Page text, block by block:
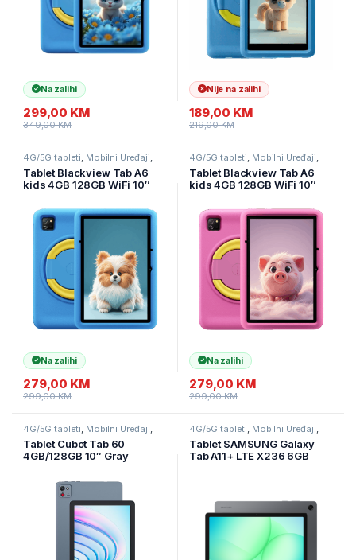
Na zalihi
299,00 KM
349,00KM
Nije na zalihi
189,00 KM
219,00KM
4G/5G tableti Mobilni Uređaji
Tablet Blackview Tab A6
kids 4GB 128GB WiFi 10″
Na zalihi
279,00 KM
299,00KM
4G/5G tableti Mobilni Uređaji
Tablet Blackview Tab A6
kids 4GB 128GB WiFi 10″
Na zalihi
279,00 KM
299,00KM
4G/5G tableti, Mobilni Uređaji,
Tablet Cubot Tab 60
4GB/128GB 10″ Gray
4G/5G tableti, Mobilni Uređaji,
Tablet SAMSUNG Galaxy
Tab A11+ LTE X236 6GB